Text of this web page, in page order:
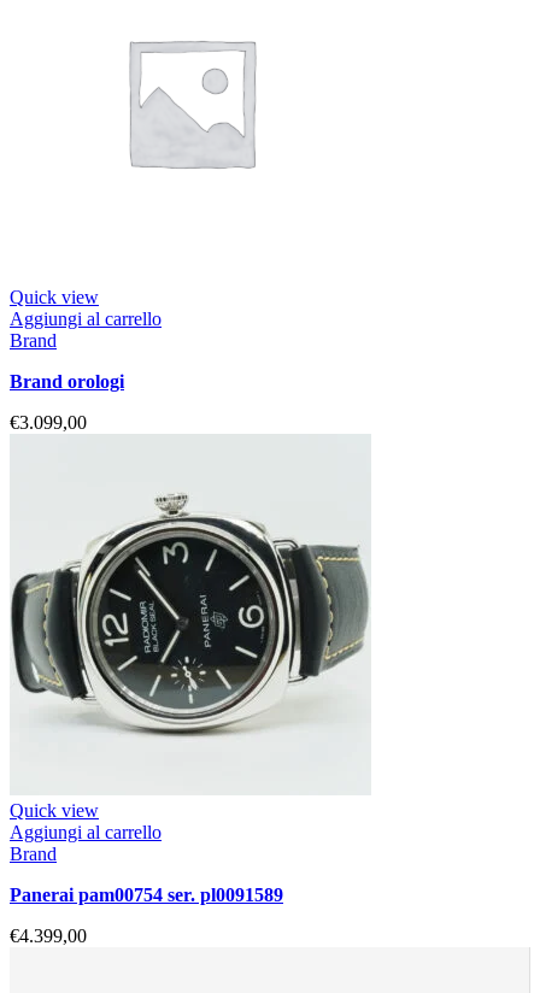
Quick view
Aggiungi al carrello
Brand
brand orologi
€3.099,00
Quick view
Aggiungi al carrello
Brand
panerai pam00754 ser. pl0091589
€4.399,00